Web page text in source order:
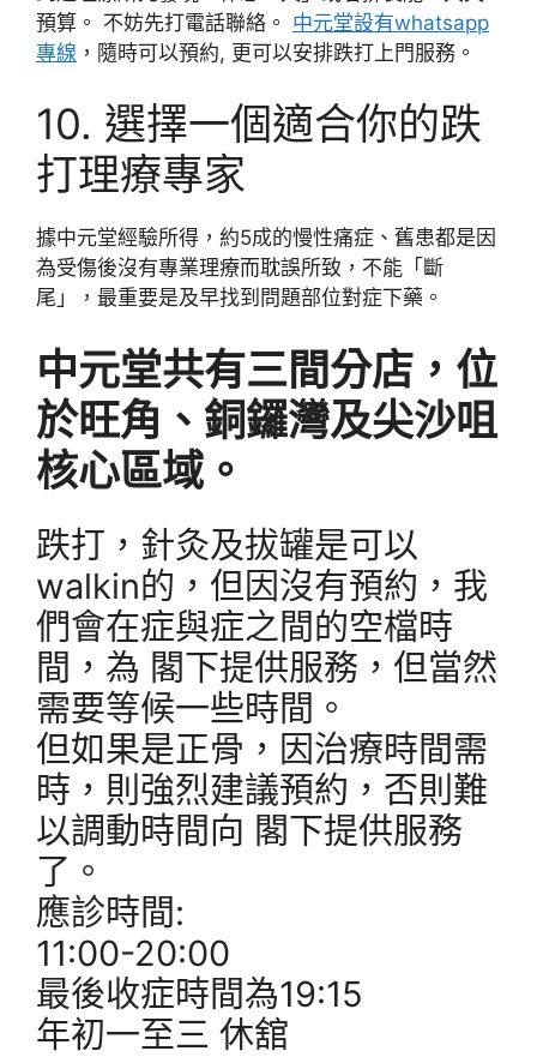
預算。 不妨先打電話聯絡。 中元堂設有whatsapp
專線 ，隨時可以預約, 更可以安排跌打上門服務。
10. 選擇一個適合你的跌
打理療專家
據中元堂經驗所得，約5成的慢性痛症、舊患都是因
為受傷後沒有專業理療而耽誤所致，不能「斷
尾」，最重要是及早找到問題部位對症下藥。
中元堂共有三間分店，位
於旺角、銅鑼灣及尖沙咀
核心區域。
跌打，針灸及拔罐是可以
walkin的，但因沒有預約，我
們會在症與症之間的空檔時
間，為 閣下提供服務，但當然
需要等候一些時間。
但如果是正骨，因治療時間需
時，則強烈建議預約，否則難
以調動時間向 閣下提供服務
了。
應診時間:
11:00-20:00
最後收症時間為19:15
年初一至三 休舘